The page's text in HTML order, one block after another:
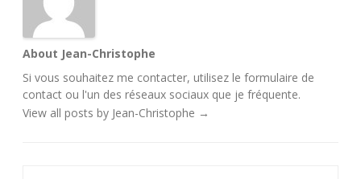
About Jean-Christophe
Si vous souhaitez me contacter, utilisez le formulaire de
contact ou l'un des réseaux sociaux que je fréquente.
View all posts by Jean-Christophe →